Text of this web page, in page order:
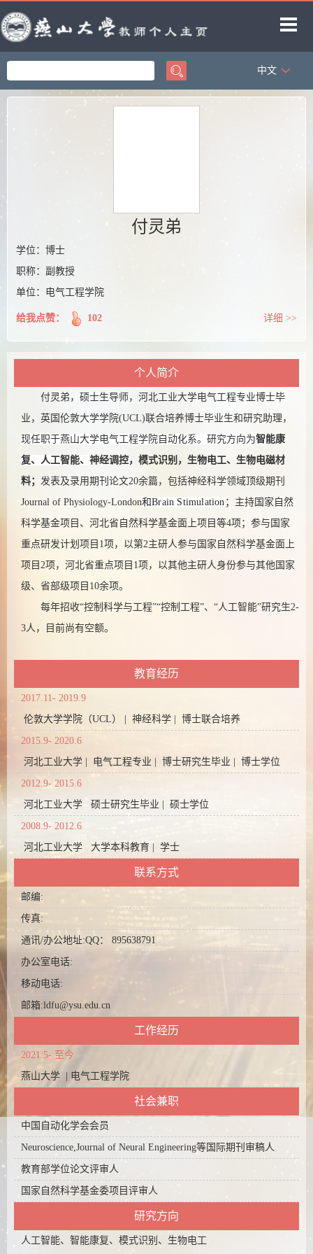
首页
科学研究
中文
付灵弟
学位：博士
职称：副教授
单位：电气工程学院
给我点赞： 102 详细 >>
个人简介
付灵弟，硕士生导师，河北工业大学电气工程专业博士毕
业，英国伦敦大学学院(UCL)联合培养博士毕业生和研究助理，
现任职于燕山大学电气工程学院自动化系。研究方向为智能康
复、
人工智能、 神经调控，模式识别，生物电工、生物电磁材
料； 发表及录用期刊论文20余篇，包括神经科学领域顶级期刊
Journal of Physiology-London和Brain Stimulation ；主持国家自然
科学基金项目、河北省自然科学基金面上项目等4项；参与国家
重点研发计划项目1项，以第2主研人参与国家自然科学基金面上
项目2项，河北省重点项目1项，以其他主研人身份参与其他国家
级、省部级项目10余项。
每年招收“控制科学与工程”“控制工程”、“人工智能”研究生2-
3人，目前尚有空额。
教育经历
2017.11- 2019.9
伦敦大学学院（UCL） | 神经科学 | 博士联合培养
2015.9- 2020.6
河北工业大学 | 电气工程专业 | 博士研究生毕业 | 博士学位
2012.9- 2015.6
河北工业大学 硕士研究生毕业 | 硕士学位
2008.9- 2012.6
河北工业大学 大学本科教育 | 学士
联系方式
邮编:
传真:
通讯/办公地址:QQ： 895638791
办公室电话:
移动电话:
邮箱:ldfu@ysu.edu.cn
工作经历
2021.5- 至今
燕山大学 | 电气工程学院
社会兼职
中国自动化学会会员
Neuroscience,Journal of Neural Engineering等国际期刊审稿人
教育部学位论文评审人
国家自然科学基金委项目评审人
研究方向
人工智能、智能康复、模式识别、生物电工